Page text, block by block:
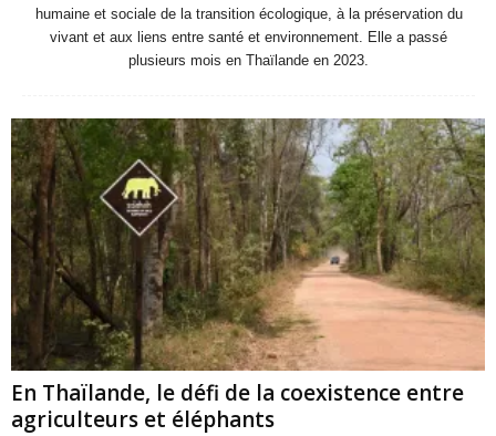
humaine et sociale de la transition écologique, à la préservation du
vivant et aux liens entre santé et environnement. Elle a passé
plusieurs mois en Thaïlande en 2023.
En Thaïlande, le défi de la coexistence entre
agriculteurs et éléphants